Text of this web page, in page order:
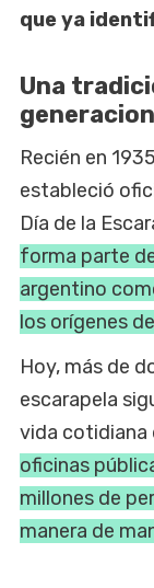
que ya
Una
Recién en
estableció
Día de la
forma parte
argentino
los orígenes
Hoy, más de
escarapela
vida cotidiana
oficinas
millones de
manera de